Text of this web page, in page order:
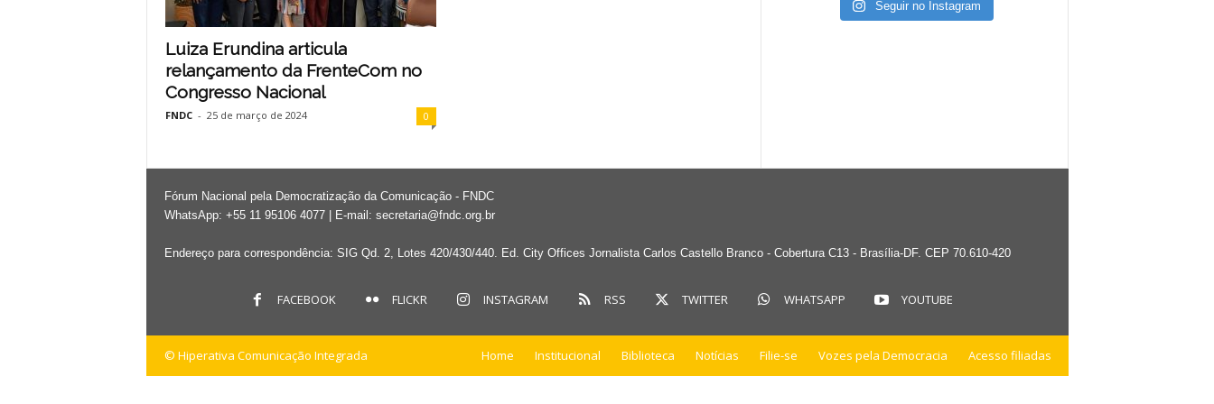
Luiza Erundina articula
relançamento da FrenteCom no
Congresso Nacional
FNDC - 25 de março de 2024 0
Seguir no Instagram
Fórum Nacional pela Democratização da Comunicação - FNDC
WhatsApp: +55 11 95106 4077 | E-mail: secretaria@fndc.org.br
Endereço para correspondência: SIG Qd. 2, Lotes 420/430/440. Ed. City Offices Jornalista Carlos Castello Branco - Cobertura C13 - Brasília-DF. CEP 70.610-420
FACEBOOK FLICKR INSTAGRAM RSS TWITTER WHATSAPP YOUTUBE
Home Institucional Biblioteca Notícias Filie-se Vozes pela Democracia Acesso filiadas
© Hiperativa Comunicação Integrada